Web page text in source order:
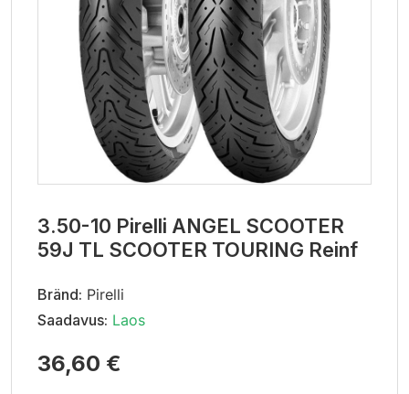
3.50-10 Pirelli ANGEL SCOOTER
59J TL SCOOTER TOURING Reinf
Bränd: Pirelli
Saadavus: Laos
36,60 €